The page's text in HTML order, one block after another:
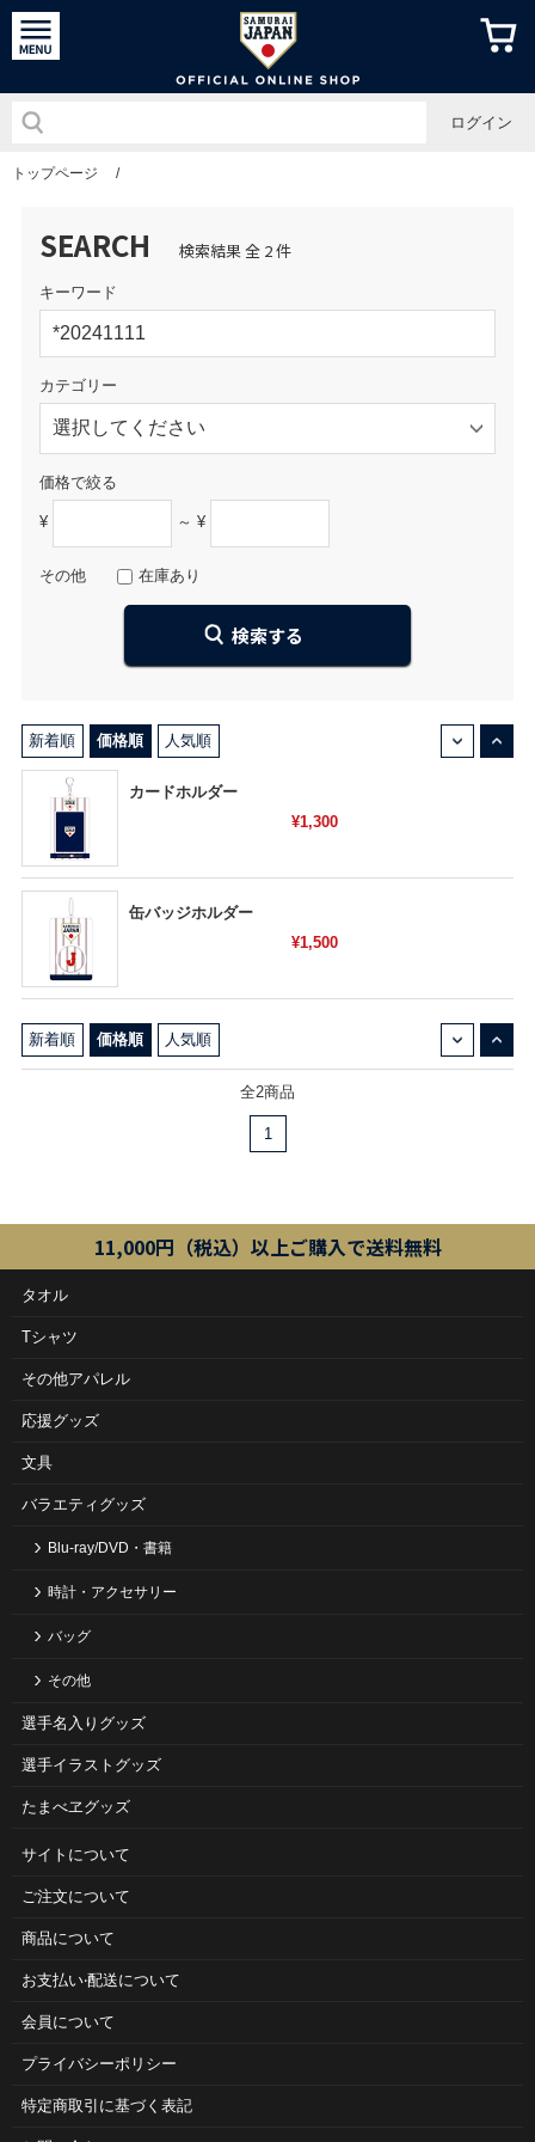
侍ジャパ
ログイン
トップページ /
SEARCH 検索結果 全 2 件
キーワード
カテゴリー
価格で絞る
¥ ～ ¥
その他 在庫あり
新着順 価格順 人気順
カードホルダー
¥1,300
缶バッジホルダー
¥1,500
新着順 価格順 人気順
全2商品
1
11,000円（税込）以上ご購入で送料無料
タオル
Tシャツ
その他アパレル
応援グッズ
文具
バラエティグッズ
Blu-ray/DVD・書籍
時計・アクセサリー
バッグ
その他
選手名入りグッズ
選手イラストグッズ
たまべヱグッズ
サイトについて
ご注⽂について
商品について
お⽀払い‧配送について
会員について
プライバシーポリシー
特定商取引に基づく表記